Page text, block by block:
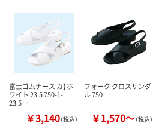
富士ゴムナース カ】ホ
ワイト 23.5 750-1-
23.5…
￥3,140（税込）
フォーク クロスサンダ
ル 750
￥1,570～（税込）